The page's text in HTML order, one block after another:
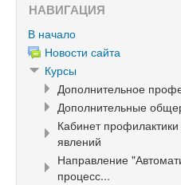
НАВИГАЦИЯ
В начало
Новости сайта
Курсы
Дополнительное
Дополнительные
Кабинет
явлений
Направление
процесс...